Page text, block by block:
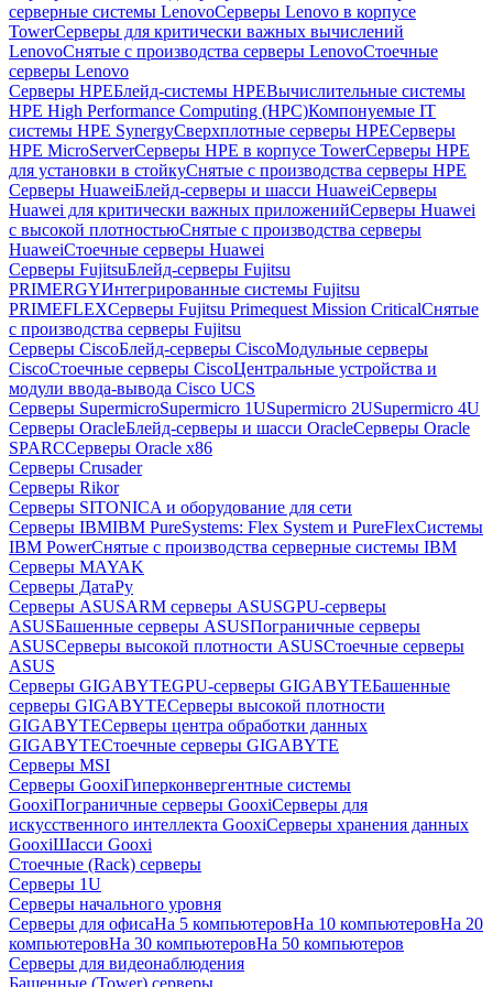
серверные системы LenovoСерверы Lenovo в корпусе
TowerСерверы для критически важных вычислений
LenovoСнятые с производства серверы LenovoСтоечные
серверы Lenovo
Серверы HPEБлейд-системы HPEВычислительные системы
HPE High Performance Computing (HPC)Компонуемые IT
системы HPE SynergyСверхплотные серверы HPEСерверы
HPE MicroServerСерверы HPE в корпусе TowerСерверы HPE
для установки в стойкуСнятые с производства серверы HPE
Серверы HuaweiБлейд-серверы и шасси HuaweiСерверы
Huawei для критически важных приложенийСерверы Huawei
с высокой плотностьюСнятые с производства серверы
HuaweiСтоечные серверы Huawei
Серверы FujitsuБлейд-серверы Fujitsu
PRIMERGYИнтегрированные системы Fujitsu
PRIMEFLEXСерверы Fujitsu Primequest Mission CriticalСнятые
с производства серверы Fujitsu
Серверы CiscoБлейд-серверы CiscoМодульные серверы
CiscoСтоечные серверы CiscoЦентральные устройства и
модули ввода-вывода Cisco UCS
Серверы SupermicroSupermicro 1USupermicro 2USupermicro 4U
Серверы OracleБлейд-серверы и шасси OracleСерверы Oracle
SPARCСерверы Oracle x86
Серверы Crusader
Серверы Rikor
Серверы SITONICA и оборудование для сети
Серверы IBMIBM PureSystems: Flex System и PureFlexСистемы
IBM PowerСнятые с производства серверные системы IBM
Серверы MAYAK
Серверы ДатаРу
Серверы ASUSARM серверы ASUSGPU-серверы
ASUSБашенные серверы ASUSПограничные серверы
ASUSСерверы высокой плотности ASUSСтоечные серверы
ASUS
Серверы GIGABYTEGPU-серверы GIGABYTEБашенные
серверы GIGABYTEСерверы высокой плотности
GIGABYTEСерверы центра обработки данных
GIGABYTEСтоечные серверы GIGABYTE
Серверы MSI
Серверы GooxiГиперконвергентные системы
GooxiПограничные серверы GooxiСерверы для
искусственного интеллекта GooxiСерверы хранения данных
GooxiШасси Gooxi
Стоечные (Rack) серверы
Серверы 1U
Серверы начального уровня
Серверы для офисаНа 5 компьютеровНа 10 компьютеровНа 20
компьютеровНа 30 компьютеровНа 50 компьютеров
Серверы для видеонаблюдения
Башенные (Tower) серверы